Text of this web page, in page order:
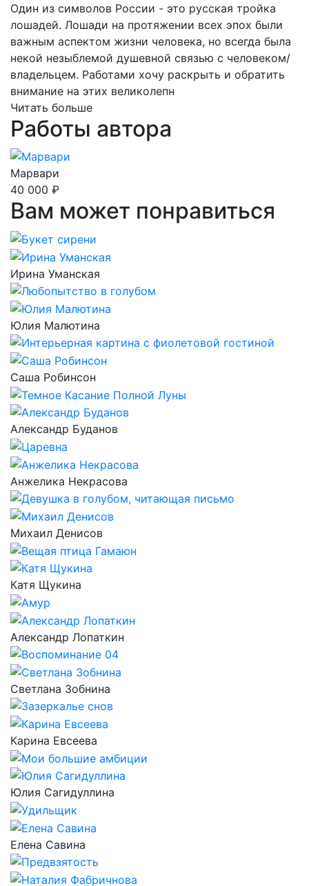
Один из символов России - это русская тройка
лошадей. Лошади на протяжении всех эпох были
важным аспектом жизни человека, но всегда была
некой незыблемой душевной связью с человеком/
владельцем. Работами хочу раскрыть и обратить
внимание на этих великолепн
Читать больше
Работы автора
Марвари
40 000 ₽
Вам может понравиться
Ирина Уманская
Юлия Малютина
Саша Робинсон
Александр Буданов
Анжелика Некрасова
Михаил Денисов
Катя Щукина
Александр Лопаткин
Светлана Зобнина
Карина Евсеева
Юлия Сагидуллина
Елена Савина